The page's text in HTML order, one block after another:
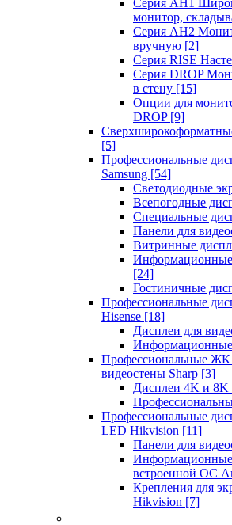
Серия AH1
монитор,
Серия AH2
вручную [2]
Серия RISE
Серия DROP
в стену [15]
Опции для
DROP [9]
[5]
Профессиональные
Samsung [54]
Светодиодные
Всепогодные
Специальные
Панели для
Витринные
Информационные
[24]
Гостиничные
Профессиональные
Hisense [18]
Дисплеи для
Информационные
Профессиональные ЖК
видеостены Sharp [3]
Дисплеи 4K и 8K
Профессиональные
LED Hikvision [11]
Панели для
встроенной ОС
Крепления для
Hikvision [7]